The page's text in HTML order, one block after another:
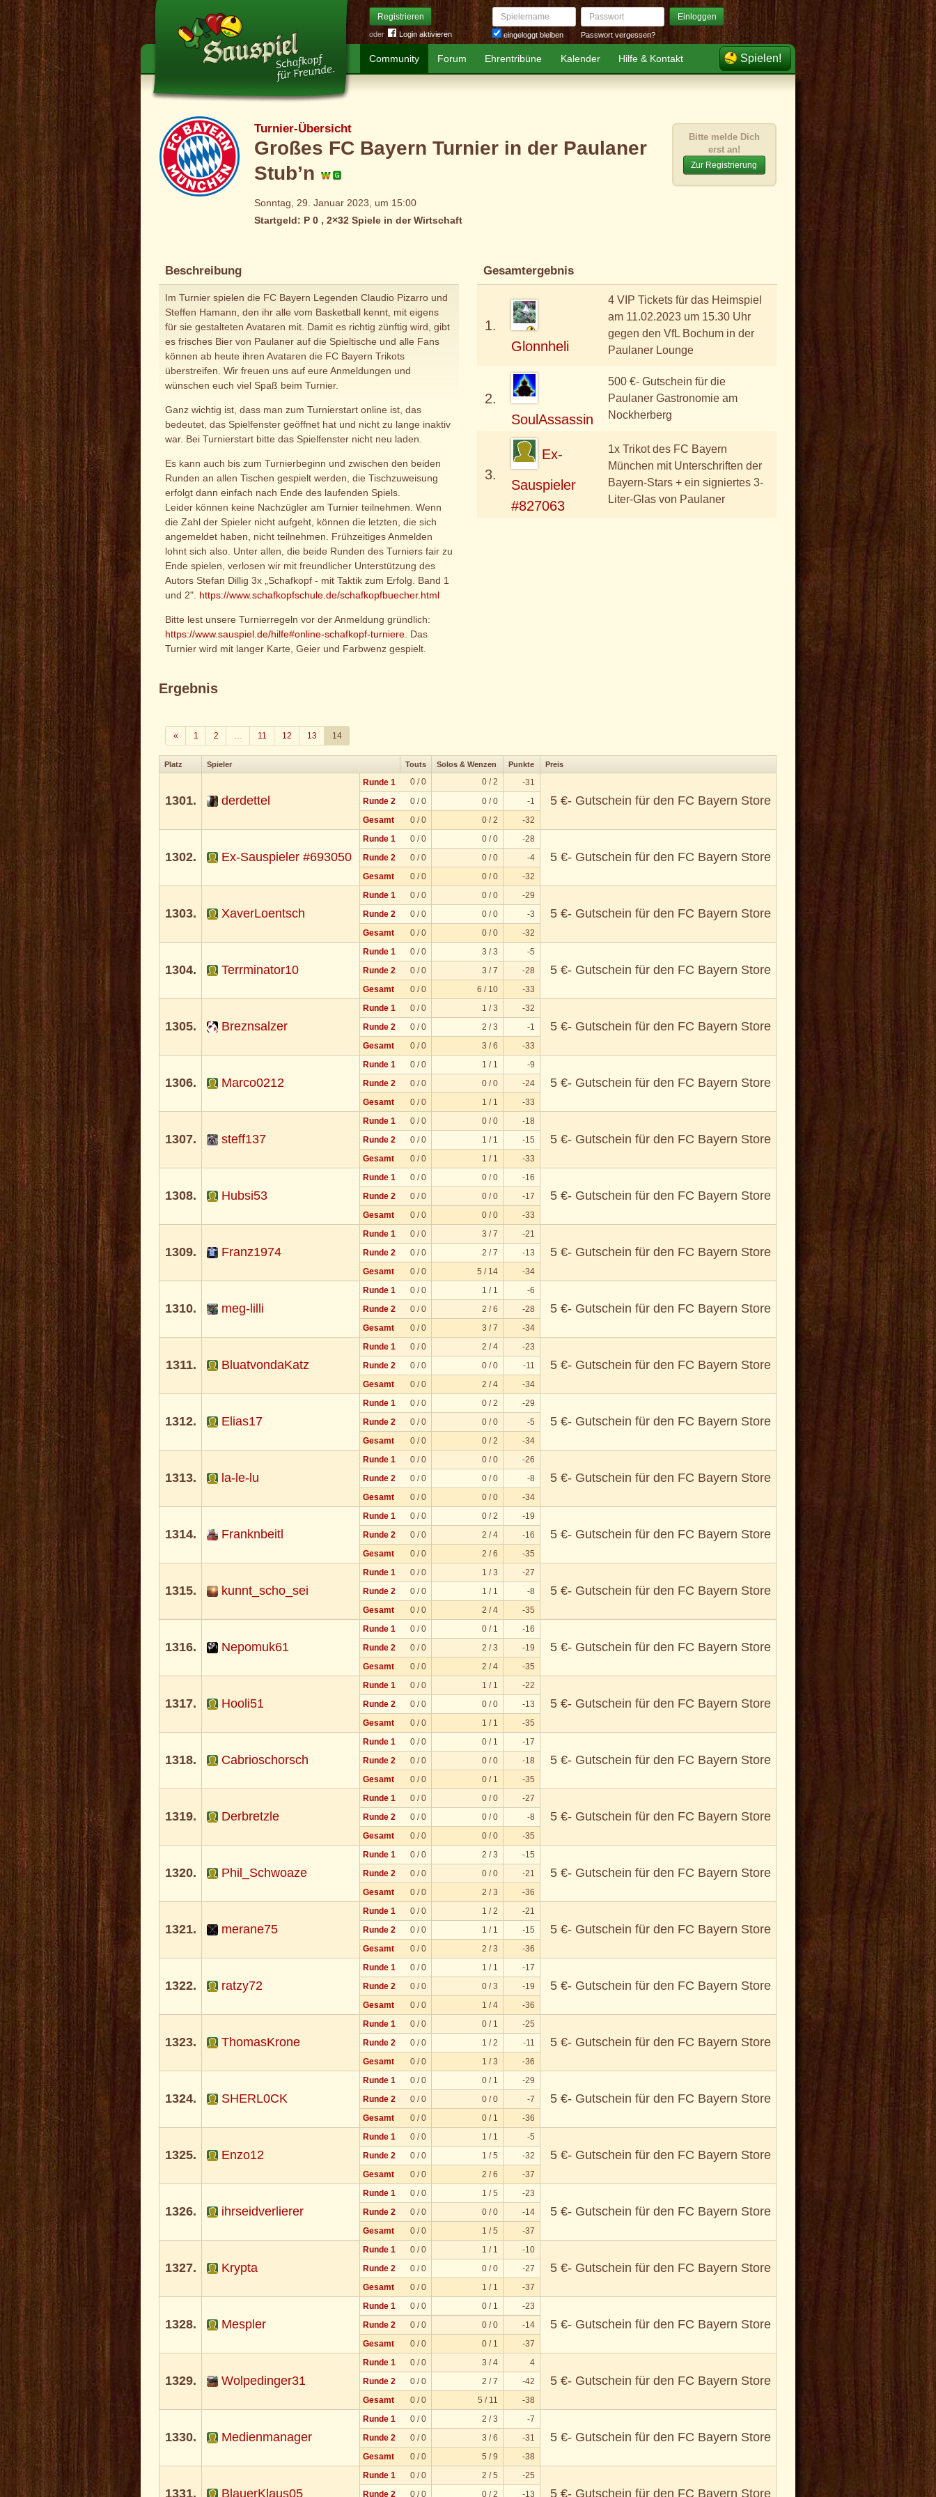
Registrieren
oder Login aktivieren
Spielername
eingeloggt bleiben
Passwort Einloggen
Passwort vergessen?
Community Forum Ehrentribüne Kalender Hilfe & Kontakt Spielen!
Turnier-Übersicht
Großes FC Bayern Turnier in der Paulaner
Stub’n
Sonntag, 29. Januar 2023, um 15:00
Startgeld: P 0 , 2×32 Spiele in der Wirtschaft
Bitte melde Dich
erst an!
Zur Registrierung
Beschreibung
Im Turnier spielen die FC Bayern Legenden Claudio Pizarro und
Steffen Hamann, den ihr alle vom Basketball kennt, mit eigens
für sie gestalteten Avataren mit. Damit es richtig zünftig wird, gibt
es frisches Bier von Paulaner auf die Spieltische und alle Fans
können ab heute ihren Avataren die FC Bayern Trikots
überstreifen. Wir freuen uns auf eure Anmeldungen und
wünschen euch viel Spaß beim Turnier.
Ganz wichtig ist, dass man zum Turnierstart online ist, das
bedeutet, das Spielfenster geöffnet hat und nicht zu lange inaktiv
war. Bei Turnierstart bitte das Spielfenster nicht neu laden.
Es kann auch bis zum Turnierbeginn und zwischen den beiden
Runden an allen Tischen gespielt werden, die Tischzuweisung
erfolgt dann einfach nach Ende des laufenden Spiels.
Leider können keine Nachzügler am Turnier teilnehmen. Wenn
die Zahl der Spieler nicht aufgeht, können die letzten, die sich
angemeldet haben, nicht teilnehmen. Frühzeitiges Anmelden
lohnt sich also. Unter allen, die beide Runden des Turniers fair zu
Ende spielen, verlosen wir mit freundlicher Unterstützung des
Autors Stefan Dillig 3x „Schafkopf - mit Taktik zum Erfolg. Band 1
und 2". https://www.schafkopfschule.de/schafkopfbuecher.html
Bitte lest unsere Turnierregeln vor der Anmeldung gründlich:
https://www.sauspiel.de/hilfe#online-schafkopf-turniere. Das
Turnier wird mit langer Karte, Geier und Farbwenz gespielt.
Gesamtergebnis
1.
Glonnheli
4 VIP Tickets für das Heimspiel
am 11.02.2023 um 15.30 Uhr
gegen den VfL Bochum in der
Paulaner Lounge
2.
SoulAssassin
500 €- Gutschein für die
Paulaner Gastronomie am
Nockherberg
3.
Ex-
Sauspieler
#827063
1x Trikot des FC Bayern
München mit Unterschriften der
Bayern-Stars + ein signiertes 3-
Liter-Glas von Paulaner
Ergebnis
«Zurück
1 2 … 11 12 13 14
Platz Spieler Touts Solos & Wenzen Punkte Preis
1301. derdettel
Runde 1 0 / 0 0 / 2 -31
5 €- Gutschein für den FC Bayern Store
Runde 2 0 / 0 0 / 0
-1
Gesamt
0 / 0 0 / 2 -32
1302. Ex-Sauspieler #693050
Runde 1 0 / 0 0 / 0 -28
5 €- Gutschein für den FC Bayern Store
Runde 2 0 / 0 0 / 0
-4
Gesamt
0 / 0 0 / 0 -32
1303. XaverLoentsch
Runde 1 0 / 0 0 / 0 -29
5 €- Gutschein für den FC Bayern Store
Runde 2 0 / 0 0 / 0
-3
Gesamt
0 / 0 0 / 0 -32
1304. Terrminator10
Runde 1 0 / 0 3 / 3 -5
5 €- Gutschein für den FC Bayern Store
Runde 2 0 / 0 3 / 7
-28
Gesamt
0 / 0 6 / 10 -33
1305. Breznsalzer
Runde 1 0 / 0 1 / 3 -32
5 €- Gutschein für den FC Bayern Store
Runde 2 0 / 0 2 / 3
-1
Gesamt
0 / 0 3 / 6 -33
1306. Marco0212
Runde 1 0 / 0 1 / 1 -9
5 €- Gutschein für den FC Bayern Store
Runde 2 0 / 0 0 / 0
-24
Gesamt
0 / 0 1 / 1 -33
1307. steff137
Runde 1 0 / 0 0 / 0 -18
5 €- Gutschein für den FC Bayern Store
Runde 2 0 / 0 1 / 1
-15
Gesamt
0 / 0 1 / 1 -33
1308. Hubsi53
Runde 1 0 / 0 0 / 0 -16
5 €- Gutschein für den FC Bayern Store
Runde 2 0 / 0 0 / 0
-17
Gesamt
0 / 0 0 / 0 -33
1309. Franz1974
Runde 1 0 / 0 3 / 7 -21
5 €- Gutschein für den FC Bayern Store
Runde 2 0 / 0 2 / 7
-13
Gesamt
0 / 0 5 / 14 -34
1310. meg-lilli
Runde 1 0 / 0 1 / 1 -6
5 €- Gutschein für den FC Bayern Store
Runde 2 0 / 0 2 / 6
-28
Gesamt
0 / 0 3 / 7 -34
1311. BluatvondaKatz
Runde 1 0 / 0 2 / 4 -23
5 €- Gutschein für den FC Bayern Store
Runde 2 0 / 0 0 / 0
-11
Gesamt
0 / 0 2 / 4 -34
1312. Elias17
Runde 1 0 / 0 0 / 2 -29
5 €- Gutschein für den FC Bayern Store
Runde 2 0 / 0 0 / 0
-5
Gesamt
0 / 0 0 / 2 -34
1313. la-le-lu
Runde 1 0 / 0 0 / 0 -26
5 €- Gutschein für den FC Bayern Store
Runde 2 0 / 0 0 / 0
-8
Gesamt
0 / 0 0 / 0 -34
1314. Franknbeitl
Runde 1 0 / 0 0 / 2 -19
5 €- Gutschein für den FC Bayern Store
Runde 2 0 / 0 2 / 4
-16
Gesamt
0 / 0 2 / 6 -35
1315. kunnt_scho_sei
Runde 1 0 / 0 1 / 3 -27
5 €- Gutschein für den FC Bayern Store
Runde 2 0 / 0 1 / 1
-8
Gesamt
0 / 0 2 / 4 -35
1316. Nepomuk61
Runde 1 0 / 0 0 / 1 -16
5 €- Gutschein für den FC Bayern Store
Runde 2 0 / 0 2 / 3
-19
Gesamt
0 / 0 2 / 4 -35
1317. Hooli51
Runde 1 0 / 0 1 / 1 -22
5 €- Gutschein für den FC Bayern Store
Runde 2 0 / 0 0 / 0
-13
Gesamt
0 / 0 1 / 1 -35
1318. Cabrioschorsch
Runde 1 0 / 0 0 / 1 -17
5 €- Gutschein für den FC Bayern Store
Runde 2 0 / 0 0 / 0
-18
Gesamt
0 / 0 0 / 1 -35
1319. Derbretzle
Runde 1 0 / 0 0 / 0 -27
5 €- Gutschein für den FC Bayern Store
Runde 2 0 / 0 0 / 0
-8
Gesamt
0 / 0 0 / 0 -35
1320. Phil_Schwoaze
Runde 1 0 / 0 2 / 3 -15
5 €- Gutschein für den FC Bayern Store
Runde 2 0 / 0 0 / 0
-21
Gesamt
0 / 0 2 / 3 -36
1321. merane75
Runde 1 0 / 0 1 / 2 -21
5 €- Gutschein für den FC Bayern Store
Runde 2 0 / 0 1 / 1
-15
Gesamt
0 / 0 2 / 3 -36
1322. ratzy72
Runde 1 0 / 0 1 / 1 -17
5 €- Gutschein für den FC Bayern Store
Runde 2 0 / 0 0 / 3
-19
Gesamt
0 / 0 1 / 4 -36
1323. ThomasKrone
Runde 1 0 / 0 0 / 1 -25
5 €- Gutschein für den FC Bayern Store
Runde 2 0 / 0 1 / 2
-11
Gesamt
0 / 0 1 / 3 -36
1324. SHERL0CK
Runde 1 0 / 0 0 / 1 -29
5 €- Gutschein für den FC Bayern Store
Runde 2 0 / 0 0 / 0
-7
Gesamt
0 / 0 0 / 1 -36
1325. Enzo12
Runde 1 0 / 0 1 / 1 -5
5 €- Gutschein für den FC Bayern Store
Runde 2 0 / 0 1 / 5
-32
Gesamt
0 / 0 2 / 6 -37
1326. ihrseidverlierer
Runde 1 0 / 0 1 / 5 -23
5 €- Gutschein für den FC Bayern Store
Runde 2 0 / 0 0 / 0
-14
Gesamt
0 / 0 1 / 5 -37
1327. Krypta
Runde 1 0 / 0 1 / 1 -10
5 €- Gutschein für den FC Bayern Store
Runde 2 0 / 0 0 / 0
-27
Gesamt
0 / 0 1 / 1 -37
1328. Mespler
Runde 1 0 / 0 0 / 1 -23
5 €- Gutschein für den FC Bayern Store
Runde 2 0 / 0 0 / 0
-14
Gesamt
0 / 0 0 / 1 -37
1329. Wolpedinger31
Runde 1 0 / 0 3 / 4 4
5 €- Gutschein für den FC Bayern Store
Runde 2 0 / 0 2 / 7
-42
Gesamt
0 / 0 5 / 11 -38
1330. Medienmanager
Runde 1 0 / 0 2 / 3 -7
5 €- Gutschein für den FC Bayern Store
Runde 2 0 / 0 3 / 6
-31
Gesamt
0 / 0 5 / 9 -38
1331. BlauerKlaus05
Runde 1 0 / 0 2 / 5 -25
5 €- Gutschein für den FC Bayern Store
Runde 2 0 / 0 0 / 2 -13